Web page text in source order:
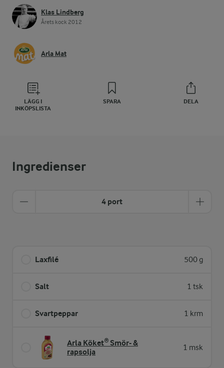
Klas Lindberg
Årets kock 2012
Arla Mat
LÄGG I
INKÖPSLISTA
SPARA DELA
Ingredienser
4 port
Laxfilé 500 g
Salt 1 tsk
Svartpeppar 1 krm
Arla Köket® Smör- &
rapsolja
1 msk